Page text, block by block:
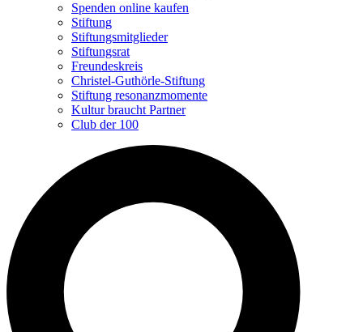
Spenden online kaufen
Stiftung
Stiftungsmitglieder
Stiftungsrat
Freundeskreis
Christel-Guthörle-Stiftung
Stiftung resonanzmomente
Kultur braucht Partner
Club der 100